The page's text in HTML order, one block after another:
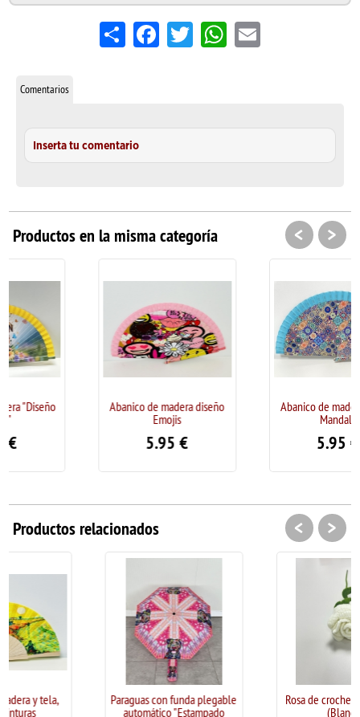
Share FacebookTwitterWhatsApp
Email
Comentarios
Inserta tu comentario
Productos en la misma categoría
Abanico de madera diseño
Abanico de madera diseño
< >
Productos relacionados
Paraguas con funda plegable
automático "Estampado
Rosa de crochet. Handmade
< >